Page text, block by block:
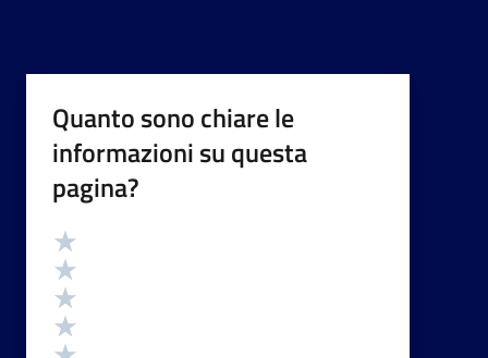
Quanto sono chiare le
informazioni su questa
pagina?
Valutazione